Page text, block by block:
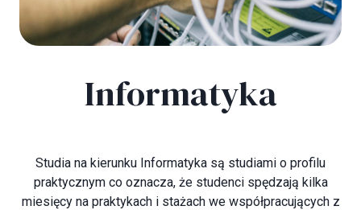
Informatyka
Studia na kierunku Informatyka są studiami o profilu
praktycznym co oznacza, że studenci spędzają kilka
miesięcy na praktykach i stażach we współpracujących z